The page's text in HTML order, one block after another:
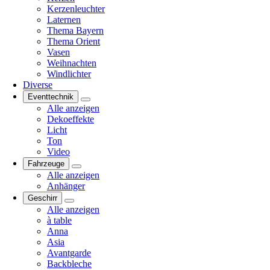
Kerzenleuchter
Laternen
Thema Bayern
Thema Orient
Vasen
Weihnachten
Windlichter
Diverse
Eventtechnik
Alle anzeigen
Dekoeffekte
Licht
Ton
Video
Fahrzeuge
Alle anzeigen
Anhänger
Geschirr
Alle anzeigen
à table
Anna
Asia
Avantgarde
Backbleche